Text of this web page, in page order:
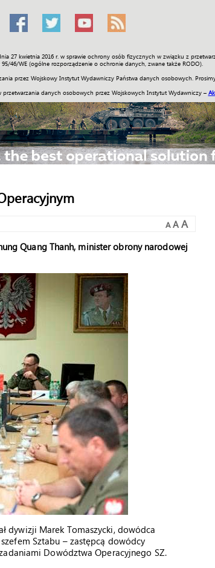
27 kwietnia 2016 r. w sprawie ochrony osób fizycznych w związku z
46/WE (ogólne rozporządzenie o ochronie danych, zwane także RODO).
przez Wojskowy Instytut Wydawniczy Państwa danych osobowych.
przetwarzania danych osobowych przez Wojskowych Instytut Wydawniczy –
Sport Historia Galerie Wideo ENGLISH
A A A
Quang Thanh, minister obrony narodowej
dywizji Marek Tomaszycki, dowódca
Sztabu – zastępcą dowódcy
Dowództwa Operacyjnego SZ.